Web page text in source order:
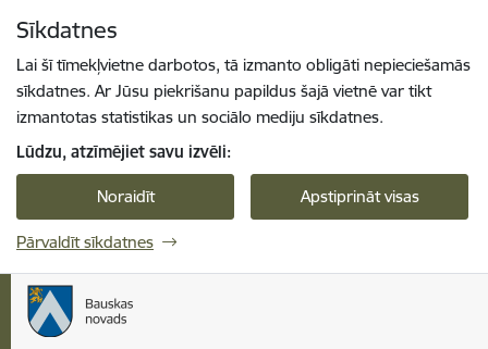
Sīkdatnes
Lai šī tīmekļvietne darbotos, tā izmanto obligāti nepieciešamās
sīkdatnes. Ar Jūsu piekrišanu papildus šajā vietnē var tikt
izmantotas statistikas un sociālo mediju sīkdatnes.
Lūdzu, atzīmējiet savu izvēli:
Noraidīt Apstiprināt visas
Pārvaldīt sīkdatnes